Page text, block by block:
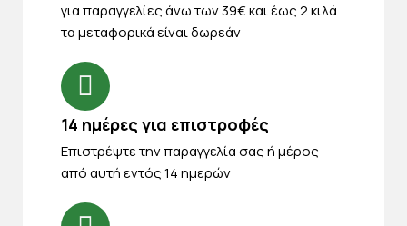
για παραγγελίες άνω των 39€ και έως 2 κιλά
τα μεταφορικά είναι δωρεάν
14 ημέρες για επιστροφές
Eπιστρέψτε την παραγγελία σας ή μέρος
από αυτή εντός 14 ημερών